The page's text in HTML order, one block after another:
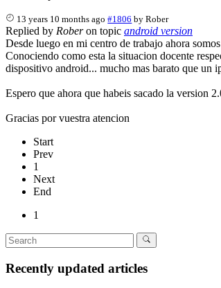
13 years 10 months ago #1806 byRober
Replied by Roberon topic android version
Desde luego en mi centro de trabajo ahora
Conociendo como esta la situacion docente
dispositivo android... mucho mas barato que un
Espero que ahora que habeis sacado la version
Gracias por vuestra atencion
Start
Prev
1
Next
End
1
Recently updated articles